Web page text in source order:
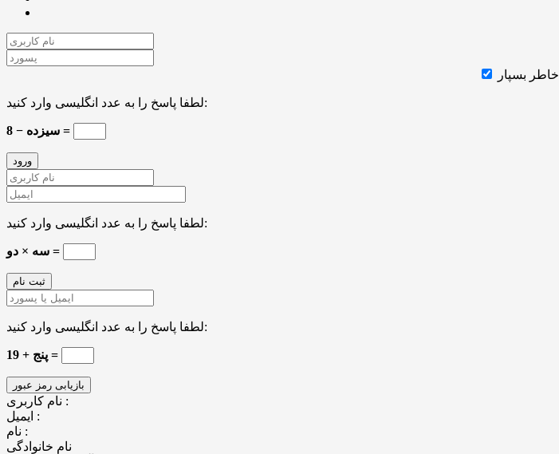
بسپار
لطفا پاسخ را به عدد انگلیسی وارد کنید:
سیزده − 8 =
لطفا پاسخ را به عدد انگلیسی وارد کنید:
سه × دو =
لطفا پاسخ را به عدد انگلیسی وارد کنید:
19 + پنج =
نام کاربری :
ایمیل :
نام :
نام خانوادگی